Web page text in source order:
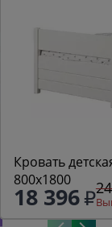
Кровать
800х1800
18 396